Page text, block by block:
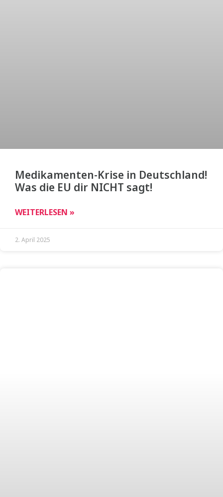
Medikamenten-Krise in Deutschland!
Was die EU dir NICHT sagt!
WEITERLESEN »
2. April 2025